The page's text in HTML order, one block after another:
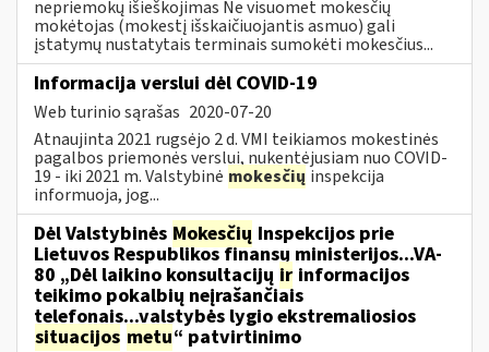
nepriemokų išieškojimas Ne visuomet mokesčių
mokėtojas (mokestį išskaičiuojantis asmuo) gali
įstatymų nustatytais terminais sumokėti mokesčius...
Informacija verslui dėl COVID-19
Web turinio sąrašas 2020-07-20
Atnaujinta 2021 rugsėjo 2 d. VMI teikiamos mokestinės
pagalbos priemonės verslui, nukentėjusiam nuo COVID-
19 - iki 2021 m. Valstybinė mokesčių inspekcija
informuoja, jog...
Dėl Valstybinės Mokesčių Inspekcijos prie
Lietuvos Respublikos finansų ministerijos...VA-
80 „Dėl laikino konsultacijų ir informacijos
teikimo pokalbių neįrašančiais
telefonais...valstybės lygio ekstremaliosios
situacijos metu“ patvirtinimo